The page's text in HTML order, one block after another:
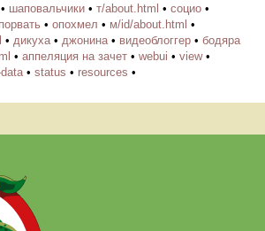
• шаповальчики • т/about.html • социо •
порвать • опохмел • м/id/about.html •
• дикуха • джонина • видеоблоггер • бодяра
• аппеляция на зачет • webui • view•
• status • resources •